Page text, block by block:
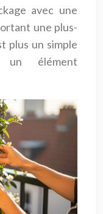
avec une
une plus-
plus un simple
un élément